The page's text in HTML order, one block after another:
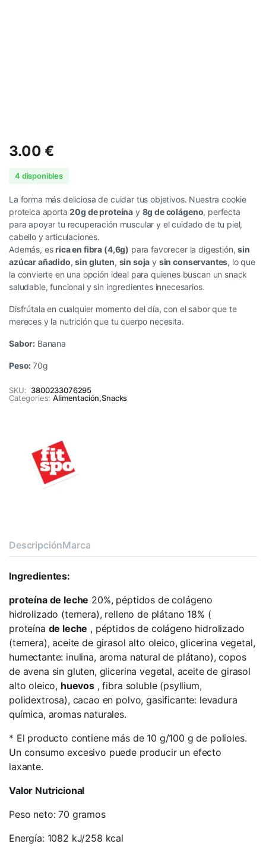
3.00€
4 disponibles
La forma más deliciosa de cuidar tus objetivos. Nuestra cookie
proteica aporta20g de proteína y 8g de colágeno, perfecta
para apoyar tu recuperación muscular y el cuidado de tu piel,
cabello y articulaciones.
Además, esrica en fibra (4,6g) para favorecer la digestión,sin
azúcar añadido,sin gluten, sin soja y sin conservantes, lo que
la convierte en una opción ideal para quienes buscan un snack
saludable, funcional y sin ingredientes innecesarios.
Disfrútala en cualquier momento del día, con el sabor que te
mereces y la nutrición que tu cuerpo necesita.
Sabor: Banana
Peso:70g
SKU: 3800233076295
Categories: Alimentación,Snacks
DescripciónMarca
Ingredientes:
proteína de leche 20%, péptidos de colágeno
hidrolizado (ternera), relleno de plátano 18% (
proteína de leche , péptidos de colágeno hidrolizado
(ternera), aceite de girasol alto oleico, glicerina vegetal,
humectante: inulina, aroma natural de plátano), copos
de avena sin gluten, glicerina vegetal, aceite de girasol
alto oleico, huevos, fibra soluble (psyllium,
polidextrosa), cacao en polvo, gasificante: levadura
química, aromas naturales.
* El producto contiene más de 10 g/100 g de polioles.
Un consumo excesivo puede producir un efecto
laxante.
Valor Nutricional
Peso neto: 70 gramos
Energía: 1082 kJ/258 kcal